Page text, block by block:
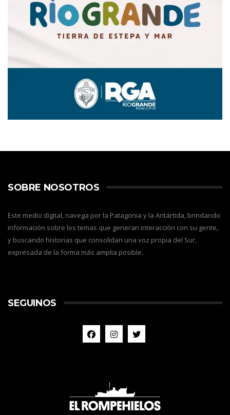
SOBRE NOSOTROS
Este medio digital, navega por la Patagonia y la Antártida, brindando
información sobre los temas que generan interacción con su gente,
y buscando historias que consolidan una voz propia del Sur,
expresada de la forma más amplia posible.
SEGUINOS